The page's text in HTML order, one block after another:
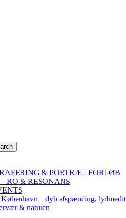
& PORTRÆT FORLØB
RO & RESONANS
– dyb afspænding,
& naturen